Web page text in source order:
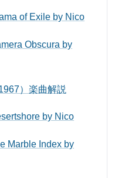
of Exile by Nico
Obscura by
）楽曲解説
by Nico
Marble Index by